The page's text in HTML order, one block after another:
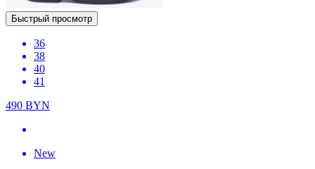
Быстрый просмотр
36
38
40
41
490 BYN
New